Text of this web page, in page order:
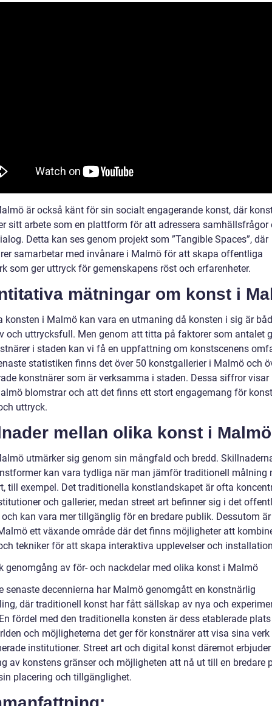
är också känt för sin socialt engagerande konst, där
sitt arbete som en plattform för att adressera samhällsfrågor
Detta kan ses genom projekt som ”Tangible Spaces”, där
samarbetar med invånare i Malmö för att skapa offentliga
som ger uttryck för gemenskapens röst och erfarenheter.
mätningar om konst i
konsten i Malmö kan vara en utmaning då konsten i sig är
och uttrycksfull. Men genom att titta på faktorer som antalet
i staden kan vi få en uppfattning om konstscenens
statistiken finns det över 50 konstgallerier i Malmö och
konstnärer som är verksamma i staden. Dessa siffror visar
blomstrar och att det finns ett stort engagemang för
uttryck.
mellan olika konst i Malmö
utmärker sig genom sin mångfald och bredd.
kan vara tydliga när man jämför traditionell målning
till exempel. Det traditionella konstlandskapet är ofta
och gallerier, medan street art befinner sig i det
kan vara mer tillgänglig för en bredare publik. Dessutom
ett växande område där det finns möjligheter att
tekniker för att skapa interaktiva upplevelser och
genomgång av för- och nackdelar med olika konst i Malmö
senaste decennierna har Malmö genomgått en konstnärlig
där traditionell konst har fått sällskap av nya och
fördel med den traditionella konsten är dess etablerade
och möjligheterna det ger för konstnärer att visa sina verk
institutioner. Street art och digital konst däremot
av konstens gränser och möjligheten att nå ut till en bredare
placering och tillgänglighet.